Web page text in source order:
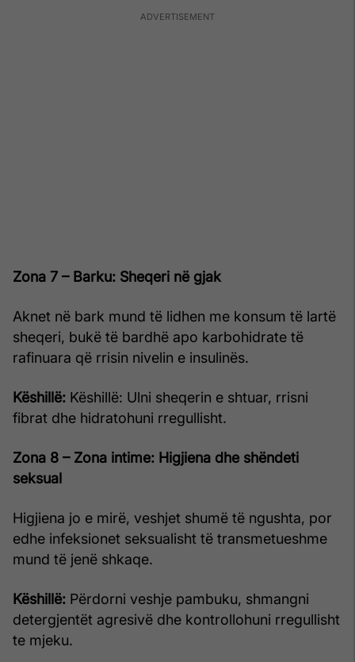
Zona 7 – Barku: Sheqeri në gjak
Aknet në bark mund të lidhen me konsum të lartë
sheqeri, bukë të bardhë apo karbohidrate të
rafinuara që rrisin nivelin e insulinës.
Këshillë: Këshillë: Ulni sheqerin e shtuar, rrisni
fibrat dhe hidratohuni rregullisht.
Zona 8 – Zona intime: Higjiena dhe shëndeti
seksual
Higjiena jo e mirë, veshjet shumë të ngushta, por
edhe infeksionet seksualisht të transmetueshme
mund të jenë shkaqe.
Këshillë: Përdorni veshje pambuku, shmangni
detergjentët agresivë dhe kontrollohuni rregullisht
te mjeku.